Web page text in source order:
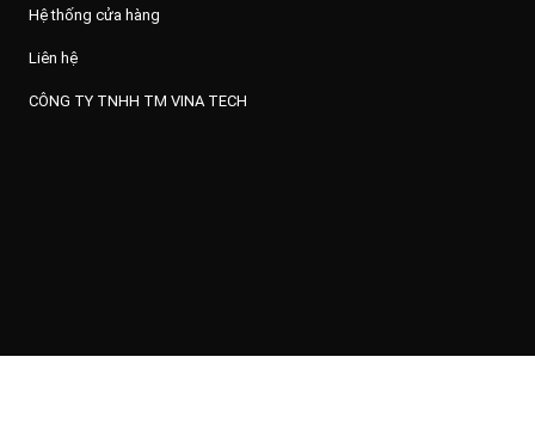
Hệ thống cửa hàng
Liên hệ
CÔNG TY TNHH TM VINA TECH